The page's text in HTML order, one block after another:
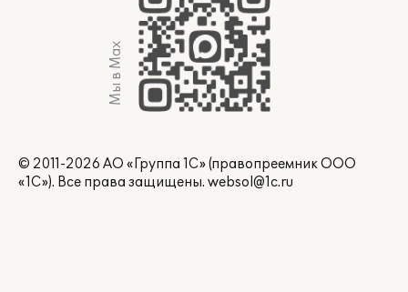
Мы в Max
© 2011-2026 АО «Группа 1С» (правопреемник ООО
«1С»). Все права защищены. websol@1c.ru